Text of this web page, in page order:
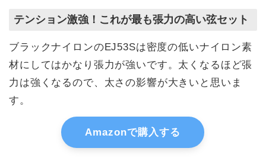
テンション激強！これが最も張力の高い弦セット
ブラックナイロンのEJ53Sは密度の低いナイロン素
材にしてはかなり張力が強いです。太くなるほど張
力は強くなるので、太さの影響が大きいと思いま
す。
Amazonで購入する